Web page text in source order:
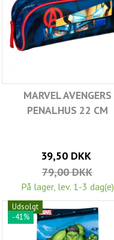
MARVEL AVENGERS
PENALHUS 22 CM
39,50 DKK
79,00 DKK
På lager, lev. 1-3 dag(e)
Udsolgt
-41%